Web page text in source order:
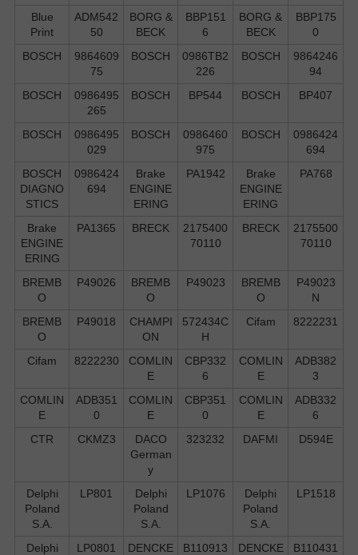
Blue
Print
ADM542
50
BORG &
BECK
BBP151
6
BORG &
BECK
BBP175
0
BOSCH
9864609
75
BOSCH
0986TB2
226
BOSCH
9864246
94
BOSCH
0986495
265
BOSCH BP544 BOSCH BP407
BOSCH
0986495
029
BOSCH
0986460
975
BOSCH
0986424
694
BOSCH
DIAGNO
STICS
0986424
694
Brake
ENGINE
ERING
PA1942
Brake
ENGINE
ERING
PA768
Brake
ENGINE
ERING
PA1365 BRECK
2175400
70110
BRECK
2175500
70110
BREMB
O
P49026
BREMB
O
P49023
BREMB
O
P49023
N
BREMB
O
P49018
CHAMPI
ON
572434C
H
Cifam 8222231
Cifam 8222230
COMLIN
E
CBP332
6
COMLIN
E
ADB382
3
COMLIN
E
ADB351
0
COMLIN
E
CBP351
0
COMLIN
E
ADB332
6
CTR
CKMZ3
DACO
German
y
323232 DAFMI D594E
Delphi
Poland
S.А.
LP801
Delphi
Poland
S.А.
LP1076
Delphi
Poland
S.А.
LP1518
Delphi
LP0801
DENCKE
B110913
DENCKE
B110431